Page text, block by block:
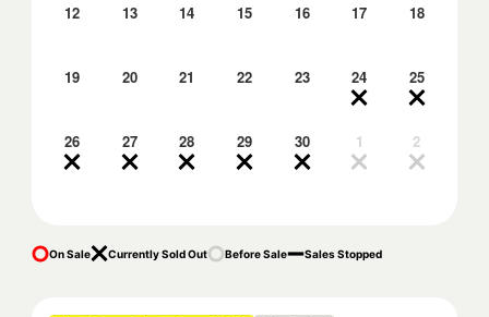
12 13 14 15 16 17 18
19 20 21 22 23 24 25
26 27 28 29 30 1 2
On Sale Currently Sold Out Before Sale Sales Stopped